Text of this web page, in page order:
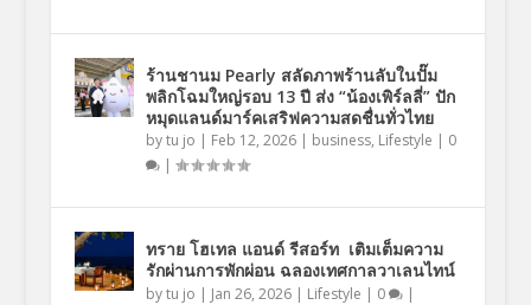
ร้านชานม Pearly สลัดภาพร้านลับในปั๊ม
พลิกโฉมใหญ่รอบ 13 ปี ส่ง “น้องเพิร์ลลี่” ปัก
หมุดแลนด์มาร์คเสริฟความสดชื่นทั่วไทย
bytu jo | Feb 12, 2026| business, Lifestyle | 0
|
ทราย โฮเทล แอนด์ รีสอร์ท เติมเต็มความ
รักผ่านการพักผ่อน ฉลองเทศกาลวาเลนไทน์
bytu jo | Jan 26, 2026| Lifestyle | 0 |